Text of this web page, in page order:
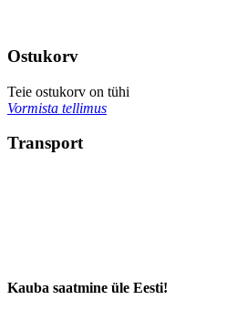
Ostukorv
Teie ostukorv on tühi
Vormista tellimus
Transport
Kauba saatmine üle Eesti!